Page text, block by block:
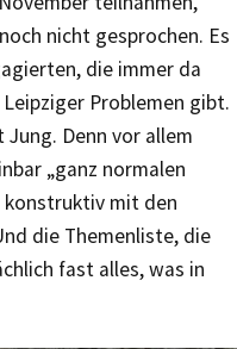
nicht gesprochen. Es
die immer da
Problemen gibt.
Jung. Denn vor allem
„ganz normalen
konstruktiv mit den
die Themenliste, die
fast alles, was in